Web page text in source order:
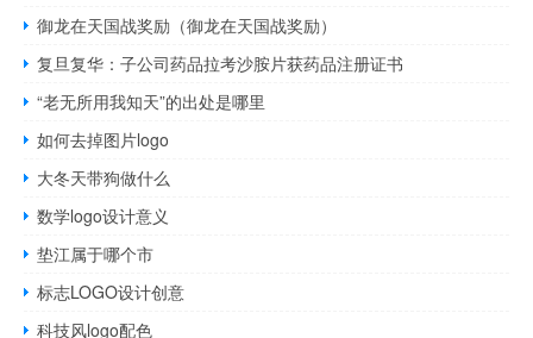
御龙在天国战奖励（御龙在天国战奖励）
复旦复华：子公司药品拉考沙胺片获药品注册证书
“老无所用我知天”的出处是哪里
如何去掉图片logo
大冬天带狗做什么
数学logo设计意义
垫江属于哪个市
标志LOGO设计创意
科技风logo配色